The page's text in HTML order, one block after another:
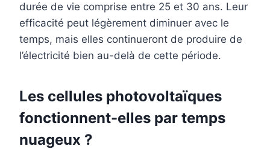
durée de vie comprise entre 25 et 30 ans. Leur
efficacité peut légèrement diminuer avec le
temps, mais elles continueront de produire de
l’électricité bien au-delà de cette période.
Les cellules photovoltaïques
fonctionnent-elles par temps
nuageux ?